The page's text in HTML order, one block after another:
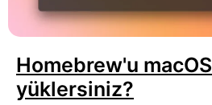
Homebrew'u
yüklersiniz?